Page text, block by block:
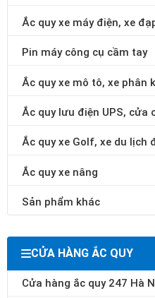
Ắc quy xe máy điện, xe
Pin máy công cụ cầm tay
Ắc quy xe mô tô, xe phân
Ắc quy lưu điện UPS, cửa
Ắc quy xe Golf, xe du lịch
Ắc quy xe nâng
Sản phẩm khác
CỬA HÀNG ẮC QUY
Cửa hàng ắc quy 247 Hà